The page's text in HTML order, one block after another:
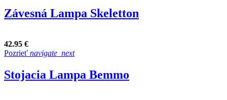
Závesná Lampa Skeletton
42.95 €
Pozrieť navigate_next
Stojacia Lampa Bemmo